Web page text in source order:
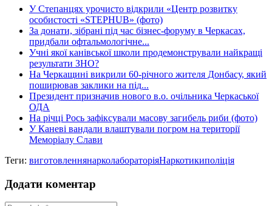
У Степанцях урочисто відкрили «Центр розвитку
особистості «STEPHUB» (фото)
За донати, зібрані під час бізнес-форуму в Черкасах,
придбали офтальмологічне...
Учні якої канівської школи продемонстрували найкращі
результати ЗНО?
На Черкащині викрили 60-річного жителя Донбасу, який
поширював заклики на під...
Президент призначив нового в.о. очільника Черкаської
ОДА
На річці Рось зафіксували масову загибель риби (фото)
У Каневі вандали влаштували погром на території
Меморіалу Слави
Теги: виготовленнянарколабораторіяНаркотикиполіція
Додати коментар